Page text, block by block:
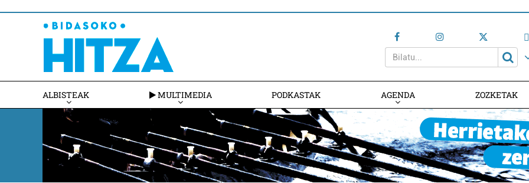
ALBISTEAK MULTIMEDIA PODKASTAK AGENDA ZOZKETAK